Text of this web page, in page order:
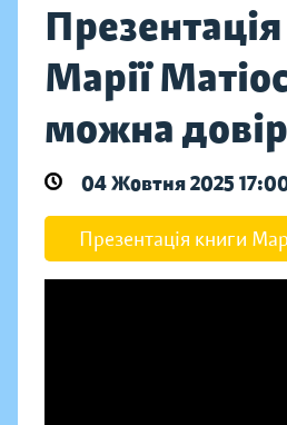
Марії
можна
04 Жовтня 2025
Презентація книги